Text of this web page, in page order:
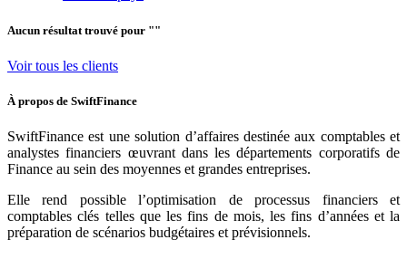
Aucun résultat trouvé pour ""
Voir tous les clients
À propos de SwiftFinance
SwiftFinance est une solution d’affaires destinée aux comptables et
analystes financiers œuvrant dans les départements corporatifs de
Finance au sein des moyennes et grandes entreprises.
Elle rend possible l’optimisation de processus financiers et
comptables clés telles que les fins de mois, les fins d’années et la
préparation de scénarios budgétaires et prévisionnels.